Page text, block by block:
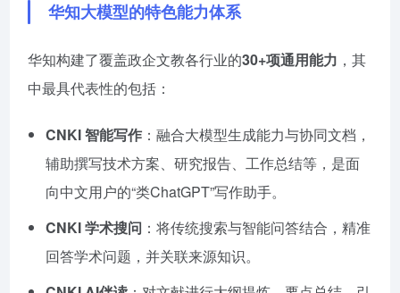
华知大模型的特色能力体系
华知构建了覆盖政企文教各行业的30+项通用能力 ，其
中最具代表性的包括：
CNKI 智能写作 ：融合大模型生成能力与协同文档，
辅助撰写技术方案、研究报告、工作总结等，是面
向中文用户的“类ChatGPT”写作助手。
CNKI 学术搜问 ：将传统搜索与智能问答结合，精准
回答学术问题，并关联来源知识。